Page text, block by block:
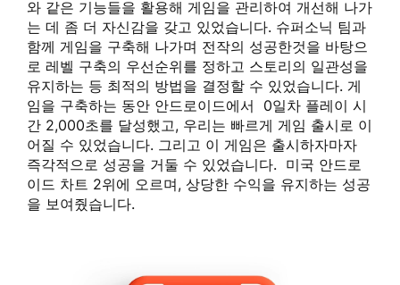
와 같은 기능들을 활용해 게임을 관리하여 개선해 나가
는 데 좀 더 자신감을 갖고 있었습니다. 슈퍼소닉 팀과
함께 게임을 구축해 나가며 전작의 성공한것을 바탕으
로 레벨 구축의 우선순위를 정하고 스토리의 일관성을
유지하는 등 최적의 방법을 결정할 수 있었습니다. 게
임을 구축하는 동안 안드로이드에서 0일차 플레이 시
간 2,000초를 달성했고, 우리는 빠르게 게임 출시로 이
어질 수 있었습니다. 그리고 이 게임은 출시하자마자
즉각적으로 성공을 거둘 수 있었습니다. 미국 안드로
이드 차트 2위에 오르며, 상당한 수익을 유지하는 성공
을 보여줬습니다.